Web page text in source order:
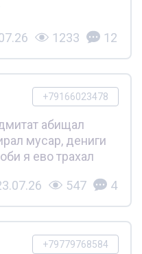
1233 12
+79166023478
абищал
мусар, дениги
я ево трахал
547 4
+79779768584